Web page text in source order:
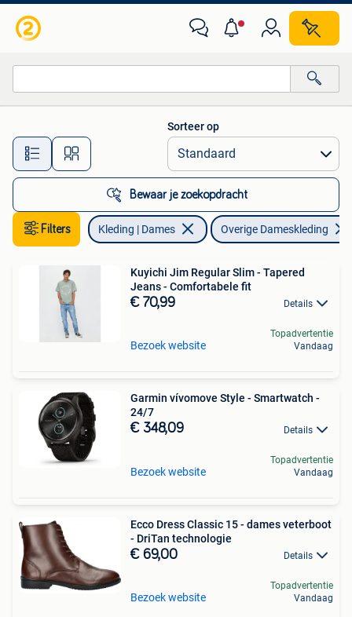
Alle afstanden…
Sorteer op
Bewaar je zoekopdracht
Filters Kleding | Dames Overige Dameskleding
Kuyichi Jim Regular Slim - Tapered
Jeans - Comfortabele fit
€ 70,99 Details
Bezoek website
Topadvertentie
Vandaag
Garmin vívomove Style - Smartwatch -
24/7
€ 348,09 Details
Bezoek website
Topadvertentie
Vandaag
Ecco Dress Classic 15 - dames veterboot
- DriTan technologie
€ 69,00 Details
Bezoek website
Topadvertentie
Vandaag